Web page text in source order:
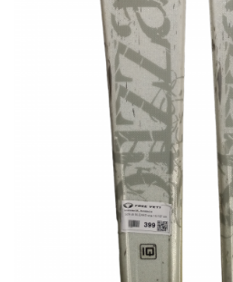
Bețe noi modele feminine